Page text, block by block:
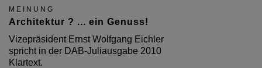
MEINUNG
Architektur ? ... ein Genuss!
Vizepräsident Ernst Wolfgang Eichler
spricht in der DAB-Juliausgabe 2010
Klartext.